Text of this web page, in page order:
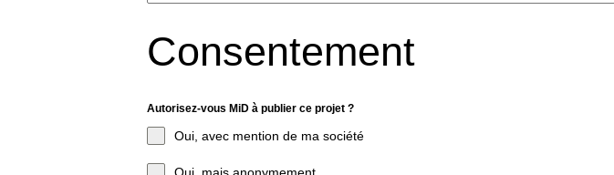
Consentement
Autorisez-vous MiD à publier ce projet ?
Oui, avec mention de ma société